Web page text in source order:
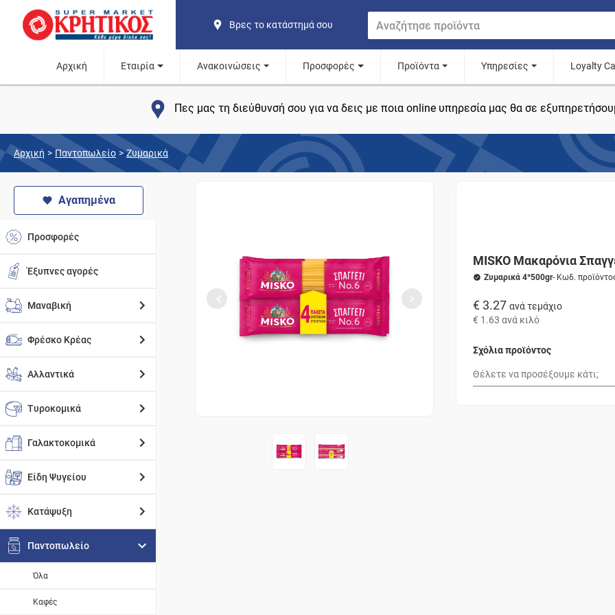
Βρες το κατάστημά σου
Αρχική Εταιρία Ανακοινώσεις Προσφορές Προϊόντα Υπηρεσίες Loyalty
Πες μας τη διεύθυνσή σου για να δεις με ποια online υπηρεσία μας θα σε
Αρχική > Παντοπωλείο > Ζυμαρικά
Αγαπημένα
Προσφορές
Έξυπνες αγορές
Μαναβική
Φρέσκο Κρέας
Αλλαντικά
Τυροκομικά
Γαλακτοκομικά
Είδη Ψυγείου
Κατάψυξη
Παντοπωλείο
Όλα
Καφές
MISKO Μακαρόνια
Ζυμαρικά 4*500gr- Κωδ.
€ 3.27 ανά τεμάχιο
€ 1.63 ανά κιλό
Σχόλια προϊόντος